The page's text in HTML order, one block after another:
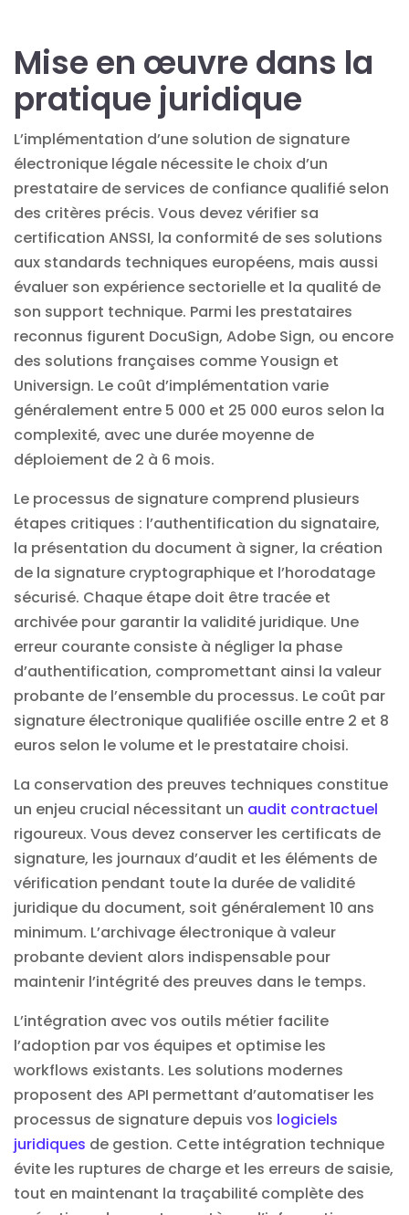
Mise en œuvre dans la
pratique juridique
L’implémentation d’une solution de signature
électronique légale nécessite le choix d’un
prestataire de services de confiance qualifié selon
des critères précis. Vous devez vérifier sa
certification ANSSI, la conformité de ses solutions
aux standards techniques européens, mais aussi
évaluer son expérience sectorielle et la qualité de
son support technique. Parmi les prestataires
reconnus figurent DocuSign, Adobe Sign, ou encore
des solutions françaises comme Yousign et
Universign. Le coût d’implémentation varie
généralement entre 5 000 et 25 000 euros selon la
complexité, avec une durée moyenne de
déploiement de 2 à 6 mois.
Le processus de signature comprend plusieurs
étapes critiques : l’authentification du signataire,
la présentation du document à signer, la création
de la signature cryptographique et l’horodatage
sécurisé. Chaque étape doit être tracée et
archivée pour garantir la validité juridique. Une
erreur courante consiste à négliger la phase
d’authentification, compromettant ainsi la valeur
probante de l’ensemble du processus. Le coût par
signature électronique qualifiée oscille entre 2 et 8
euros selon le volume et le prestataire choisi.
La conservation des preuves techniques constitue
un enjeu crucial nécessitant un audit contractuel
rigoureux. Vous devez conserver les certificats de
signature, les journaux d’audit et les éléments de
vérification pendant toute la durée de validité
juridique du document, soit généralement 10 ans
minimum. L’archivage électronique à valeur
probante devient alors indispensable pour
maintenir l’intégrité des preuves dans le temps.
L’intégration avec vos outils métier facilite
l’adoption par vos équipes et optimise les
workflows existants. Les solutions modernes
proposent des API permettant d’automatiser les
processus de signature depuis vos logiciels
juridiques de gestion. Cette intégration technique
évite les ruptures de charge et les erreurs de saisie,
tout en maintenant la traçabilité complète des